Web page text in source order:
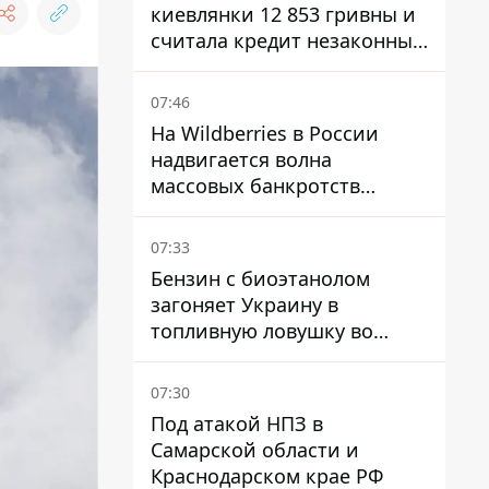
киевлянки 12 853 гривны и
считала кредит незаконным
- что решил суд
07:46
На Wildberries в России
надвигается волна
массовых банкротств
продавцов - Reuters
07:33
Бензин с биоэтанолом
загоняет Украину в
топливную ловушку во
время войны - Сергей Куюн
07:30
Под атакой НПЗ в
Самарской области и
Краснодарском крае РФ